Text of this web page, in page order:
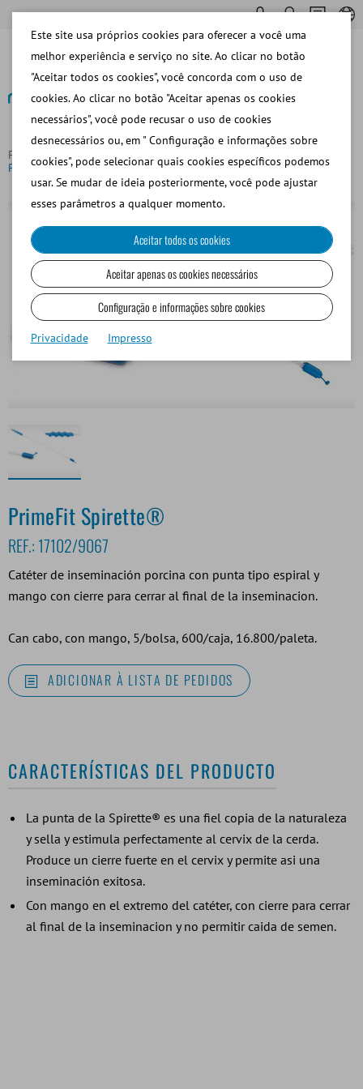
Página principal Porcino
Inseminación y Diagnóstico
PrimeFit Spirette®
Voltar
PrimeFit Spirette®
REF.: 17102/9067
Catéter de inseminación porcina con punta tipo espiral y
mango con cierre para cerrar al final de la inseminacion.
Can cabo, con mango, 5/bolsa, 600/caja, 16.800/paleta.
ADICIONAR À LISTA DE PEDIDOS
CARACTERÍSTICAS DEL PRODUCTO
La punta de la Spirette® es una fiel copia de la naturaleza
y sella y estimula perfectamente al cervix de la cerda.
Produce un cierre fuerte en el cervix y permite asi una
inseminación exitosa.
Con mango en el extremo del catéter, con cierre para cerrar
al final de la inseminacion y no permitir caida de semen.
Este site usa próprios cookies para oferecer a você uma
melhor experiência e serviço no site. Ao clicar no botão
"Aceitar todos os cookies", você concorda com o uso de
cookies. Ao clicar no botão "Aceitar apenas os cookies
necessários", você pode recusar o uso de cookies
desnecessários ou, em " Configuração e informações sobre
cookies", pode selecionar quais cookies específicos podemos
usar. Se mudar de ideia posteriormente, você pode ajustar
esses parâmetros a qualquer momento.
Aceitar todos os cookies
Aceitar apenas os cookies necessários
Configuração e informações sobre cookies
Privacidade Impresso